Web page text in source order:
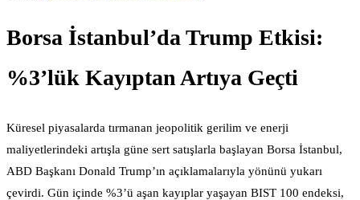
Borsa İstanbul’da Trump Etkisi:
%3’lük Kayıptan Artıya Geçti
Küresel piyasalarda tırmanan jeopolitik gerilim ve enerji
maliyetlerindeki artışla güne sert satışlarla başlayan Borsa İstanbul,
ABD Başkanı Donald Trump’ın açıklamalarıyla yönünü yukarı
çevirdi. Gün içinde %3’ü aşan kayıplar yaşayan BIST 100 endeksi,